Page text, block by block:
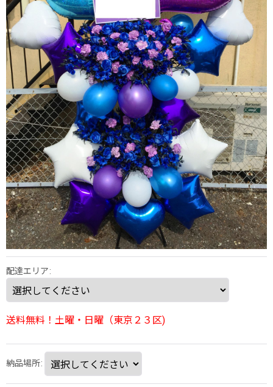
配達エリア:
送料無料！土曜・日曜（東京２３区)
納品場所: